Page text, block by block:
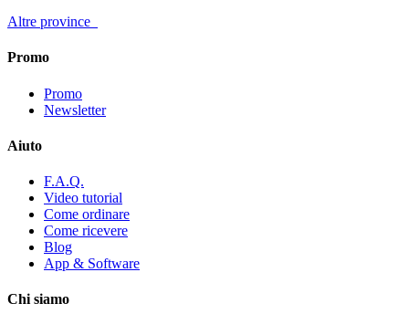
Altre province
Promo
Promo
Newsletter
Aiuto
F.A.Q.
Video tutorial
Come ordinare
Come ricevere
Blog
App & Software
Chi siamo